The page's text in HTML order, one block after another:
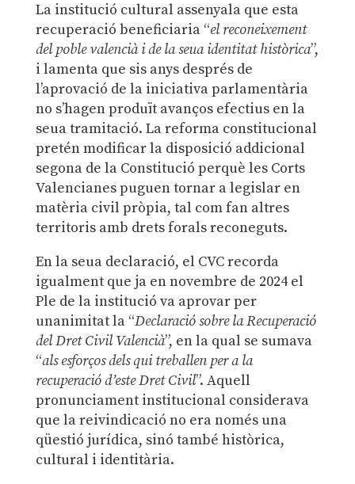
La institució cultural assenyala que esta
recuperació beneficiaria “el reconeixement
del poble valencià i de la seua identitat històrica”,
i lamenta que sis anys després de
l’aprovació de la iniciativa parlamentària
no s’hagen produït avanços efectius en la
seua tramitació. La reforma constitucional
pretén modificar la disposició addicional
segona de la Constitució perquè les Corts
Valencianes puguen tornar a legislar en
matèria civil pròpia, tal com fan altres
territoris amb drets forals reconeguts.
En la seua declaració, el CVC recorda
igualment que ja en novembre de 2024 el
Ple de la institució va aprovar per
unanimitat la “Declaració sobre la Recuperació
del Dret Civil Valencià”, en la qual se sumava
“als esforços dels qui treballen per a la
recuperació d’este Dret Civil”. Aquell
pronunciament institucional considerava
que la reivindicació no era només una
qüestió jurídica, sinó també històrica,
cultural i identitària.